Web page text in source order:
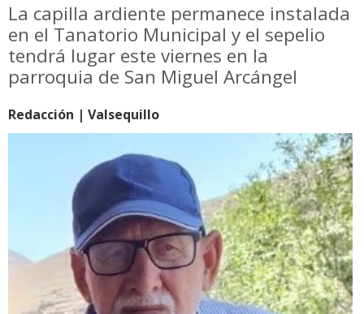
La capilla ardiente permanece instalada
en el Tanatorio Municipal y el sepelio
tendrá lugar este viernes en la
parroquia de San Miguel Arcángel
Redacción | Valsequillo